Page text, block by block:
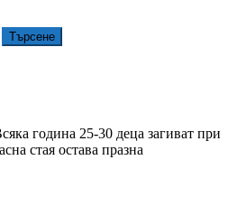
година 25-30 деца загиват при
стая остава празна